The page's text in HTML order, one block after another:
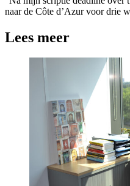
naar de Côte d’Azur voor drie
Lees meer